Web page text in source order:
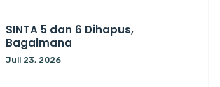
SINTA 5 dan 6 Dihapus,
Bagaimana
Juli 23, 2026